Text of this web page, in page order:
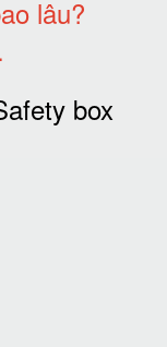
lâu?
.